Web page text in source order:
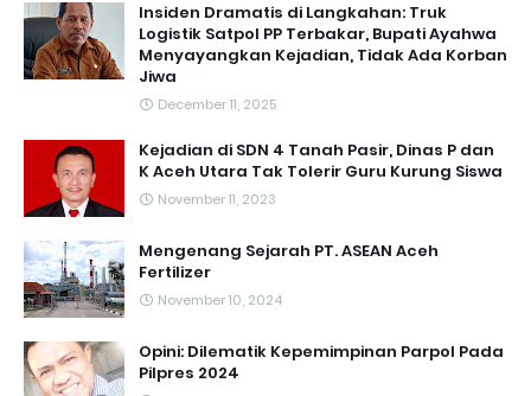
Insiden Dramatis di Langkahan: Truk
Logistik Satpol PP Terbakar, Bupati Ayahwa
Menyayangkan Kejadian, Tidak Ada Korban
Jiwa
December 11, 2025
Kejadian di SDN 4 Tanah Pasir, Dinas P dan
K Aceh Utara Tak Tolerir Guru Kurung Siswa
November 11, 2023
Mengenang Sejarah PT. ASEAN Aceh
Fertilizer
November 10, 2024
Opini: Dilematik Kepemimpinan Parpol Pada
Pilpres 2024